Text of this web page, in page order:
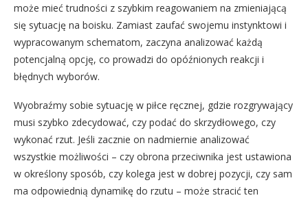
może mieć trudności z szybkim reagowaniem na zmieniającą
się sytuację na boisku. Zamiast zaufać swojemu instynktowi i
wypracowanym schematom, zaczyna analizować każdą
potencjalną opcję, co prowadzi do opóźnionych reakcji i
błędnych wyborów.
Wyobraźmy sobie sytuację w piłce ręcznej, gdzie rozgrywający
musi szybko zdecydować, czy podać do skrzydłowego, czy
wykonać rzut. Jeśli zacznie on nadmiernie analizować
wszystkie możliwości – czy obrona przeciwnika jest ustawiona
w określony sposób, czy kolega jest w dobrej pozycji, czy sam
ma odpowiednią dynamikę do rzutu – może stracić ten